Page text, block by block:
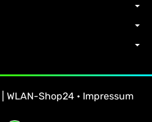
WLAN-Shop24 • Impressum